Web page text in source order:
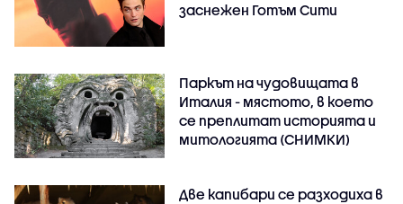
заснежен Готъм Сити
Паркът на чудовищата в
Италия - мястото, в което
се преплитат историята и
митологията (СНИМКИ)
Две капибари се разходиха в